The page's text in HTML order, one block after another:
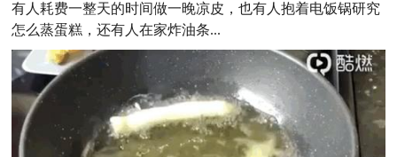
有人耗费一整天的时间做一晚凉皮，也有人抱着电饭锅研究
怎么蒸蛋糕，还有人在家炸油条...